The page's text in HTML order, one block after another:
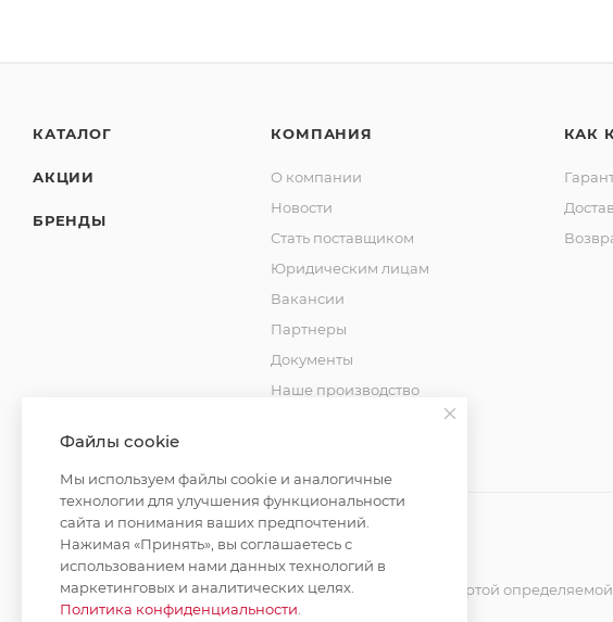
КАТАЛОГ
АКЦИИ
БРЕНДЫ
КОМПАНИЯ
О компании
Новости
Стать поставщиком
Юридическим лицам
Вакансии
Партнеры
Документы
Наше производство
КАК
2026 © MAXIM-STROY Все права защищены.
Информация и цены на сайте не являются публичной офертой
Политика конфиденциальности
Файлы cookie
Мы используем файлы cookie и аналогичные
технологии для улучшения функциональности
сайта и понимания ваших предпочтений.
Нажимая «Принять», вы соглашаетесь с
использованием нами данных технологий в
маркетинговых и аналитических целях.
Политика конфиденциальности